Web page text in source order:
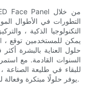
التطورات في الأطوال
التكنولوجيا الذكية ،
حلول العناية بالبشرة
السنوات القادمة. مع
يوفر حلولًا مبتكرة وفعالة لمجموعة واسعة من مخاوف العناية بالبشرة.